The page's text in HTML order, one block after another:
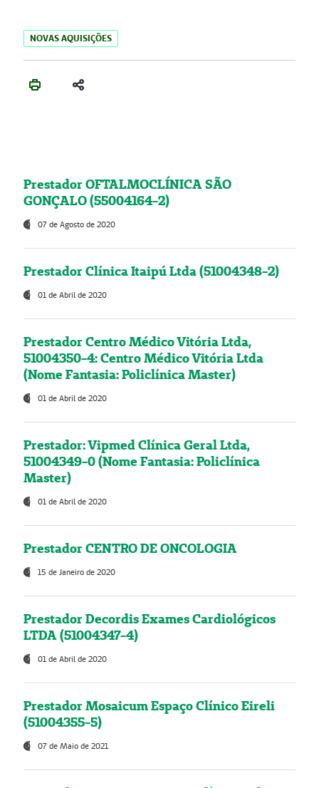
NOVAS AQUISIÇÕES
Prestador OFTALMOCLÍNICA SÃO
GONÇALO (55004164-2)
07 de Agosto de 2020
Prestador Clínica Itaipú Ltda (51004348-2)
01 de Abril de 2020
Prestador Centro Médico Vitória Ltda,
51004350-4: Centro Médico Vitória Ltda
(Nome Fantasia: Policlínica Master)
01 de Abril de 2020
Prestador: Vipmed Clínica Geral Ltda,
51004349-0 (Nome Fantasia: Policlínica
Master)
01 de Abril de 2020
Prestador CENTRO DE ONCOLOGIA
15 de Janeiro de 2020
Prestador Decordis Exames Cardiológicos
LTDA (51004347-4)
01 de Abril de 2020
Prestador Mosaicum Espaço Clínico Eireli
(51004355-5)
07 de Maio de 2021